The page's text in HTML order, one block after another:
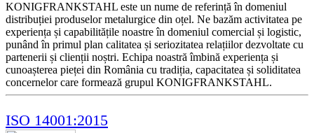
KONIGFRANKSTAHL este un nume de referință în domeniul
distribuției produselor metalurgice din oțel. Ne bazăm activitatea pe
experiența și capabilitățile noastre în domeniul comercial și logistic,
punând în primul plan calitatea și seriozitatea relațiilor dezvoltate cu
partenerii și clienții noștri. Echipa noastră îmbină experiența și
cunoașterea pieței din România cu tradiția, capacitatea și soliditatea
concernelor care formează grupul KONIGFRANKSTAHL.
ISO 14001:2015